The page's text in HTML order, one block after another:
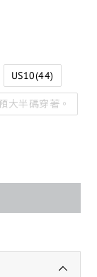
US10(44)
大半碼穿著。